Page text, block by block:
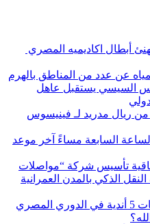
أبطال اكاديميه المصري
عن عدد من المناطق بالهرم
السيسي يستقبل عاهل
ريال مدريد لـ فينيسوس
السابعة مساءً آخر موعد
تأسيس شركة “مواصلات
الذكي بالمدن العمرانية